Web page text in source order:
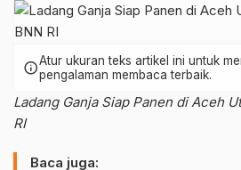
infoAtur ukuran teks artikel ini untuk
pengalaman membaca terbaik.
Ladang Ganja Siap Panen di Aceh
RI
Baca juga: